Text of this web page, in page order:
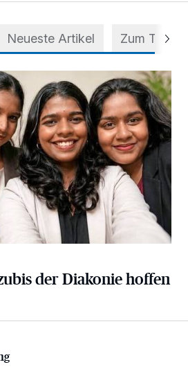
Neueste Artikel Zum Thema
Diakonie hoffen auf Hilfe
der Diakonie hoffen